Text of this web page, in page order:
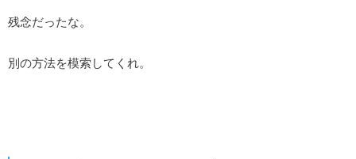
残念だったな。
別の方法を模索してくれ。